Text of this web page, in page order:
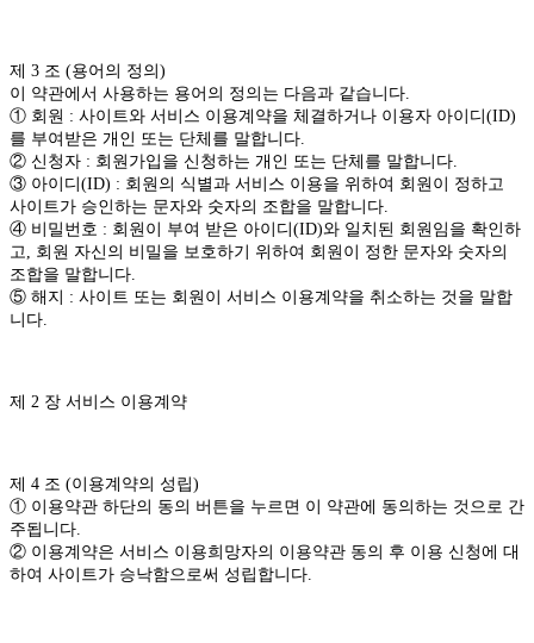
제 3 조 (용어의 정의)
이 약관에서 사용하는 용어의 정의는 다음과 같습니다.
① 회원 : 사이트와 서비스 이용계약을 체결하거나 이용자 아이디(ID)
를 부여받은 개인 또는 단체를 말합니다.
② 신청자 : 회원가입을 신청하는 개인 또는 단체를 말합니다.
③ 아이디(ID) : 회원의 식별과 서비스 이용을 위하여 회원이 정하고
사이트가 승인하는 문자와 숫자의 조합을 말합니다.
④ 비밀번호 : 회원이 부여 받은 아이디(ID)와 일치된 회원임을 확인하
고, 회원 자신의 비밀을 보호하기 위하여 회원이 정한 문자와 숫자의
조합을 말합니다.
⑤ 해지 : 사이트 또는 회원이 서비스 이용계약을 취소하는 것을 말합
니다.
제 2 장 서비스 이용계약
제 4 조 (이용계약의 성립)
① 이용약관 하단의 동의 버튼을 누르면 이 약관에 동의하는 것으로 간
주됩니다.
② 이용계약은 서비스 이용희망자의 이용약관 동의 후 이용 신청에 대
하여 사이트가 승낙함으로써 성립합니다.